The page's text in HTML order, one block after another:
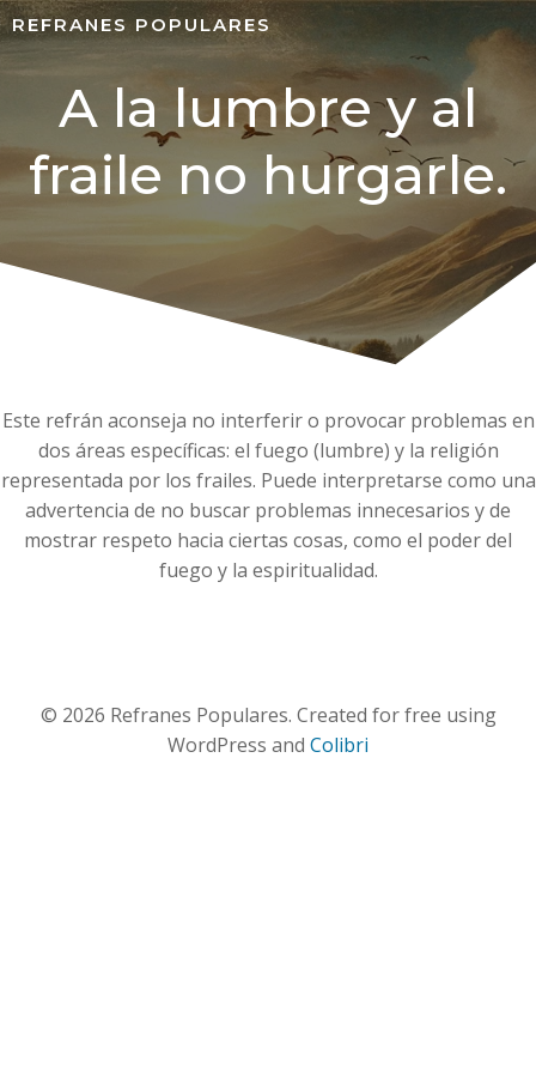
REFRANES POPULARES
A la lumbre y al
fraile no hurgarle.
Este refrán aconseja no interferir o provocar problemas en
dos áreas específicas: el fuego (lumbre) y la religión
representada por los frailes. Puede interpretarse como una
advertencia de no buscar problemas innecesarios y de
mostrar respeto hacia ciertas cosas, como el poder del
fuego y la espiritualidad.
© 2026 Refranes Populares. Created for free using
WordPress and Colibri